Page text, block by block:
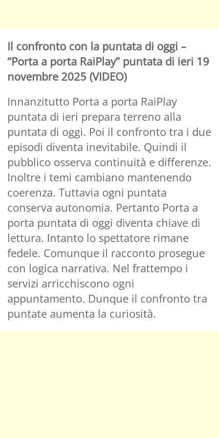
Il confronto con la puntata di oggi –
“Porta a porta RaiPlay” puntata di ieri 19
novembre 2025 (VIDEO)
Innanzitutto Porta a porta RaiPlay
puntata di ieri prepara terreno alla
puntata di oggi. Poi il confronto tra i due
episodi diventa inevitabile. Quindi il
pubblico osserva continuità e differenze.
Inoltre i temi cambiano mantenendo
coerenza. Tuttavia ogni puntata
conserva autonomia. Pertanto Porta a
porta puntata di oggi diventa chiave di
lettura. Intanto lo spettatore rimane
fedele. Comunque il racconto prosegue
con logica narrativa. Nel frattempo i
servizi arricchiscono ogni
appuntamento. Dunque il confronto tra
puntate aumenta la curiosità.